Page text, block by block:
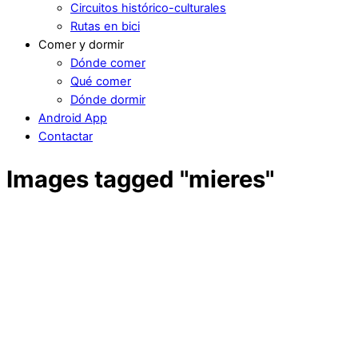
Circuitos histórico-culturales
Rutas en bici
Comer y dormir
Dónde comer
Qué comer
Dónde dormir
Android App
Contactar
Images tagged "mieres"